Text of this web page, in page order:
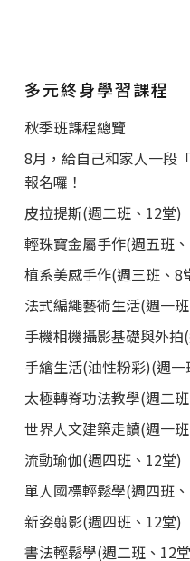
多元終身學習課程
秋季班課程總覽
8月，給自己和家人一
報名囉！
皮拉提斯(週二班、12堂)
輕珠寶金屬手作(週五班
植系美感手作(週三班、8
法式編繩藝術生活(週一
手機相機攝影基礎與外
手繪生活(油性粉彩)(週
太極轉脊功法教學(週二
世界人文建築走讀(週一
流動瑜伽(週四班、12堂)
單人國標輕鬆學(週四班
新姿翦影(週四班、12堂)
書法輕鬆學(週二班、12